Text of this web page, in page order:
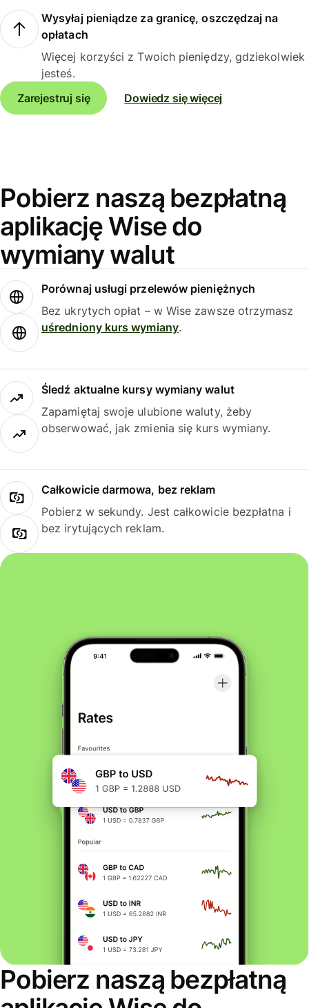
Wysyłaj pieniądze za granicę, oszczędzaj na
opłatach
Więcej korzyści z Twoich pieniędzy, gdziekolwiek
jesteś.
Zarejestruj się
Dowiedz się więcej
Pobierz naszą bezpłatną
aplikację Wise do
wymiany walut
Porównaj usługi przelewów pieniężnych
Bez ukrytych opłat – w Wise zawsze otrzymasz
uśredniony kurs wymiany.
Śledź aktualne kursy wymiany walut
Zapamiętaj swoje ulubione waluty, żeby
obserwować, jak zmienia się kurs wymiany.
Całkowicie darmowa, bez reklam
Pobierz w sekundy. Jest całkowicie bezpłatna i
bez irytujących reklam.
Pobierz naszą bezpłatną